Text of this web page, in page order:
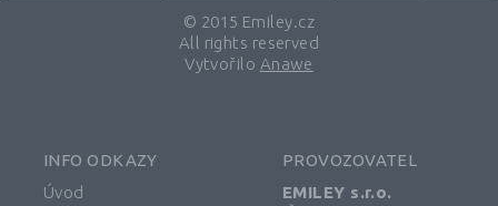
© 2015 Emiley.cz
All rights reserved
Vytvořilo Anawe
INFO ODKAZY
Úvod
PROVOZOVATEL
EMILEY s.r.o.